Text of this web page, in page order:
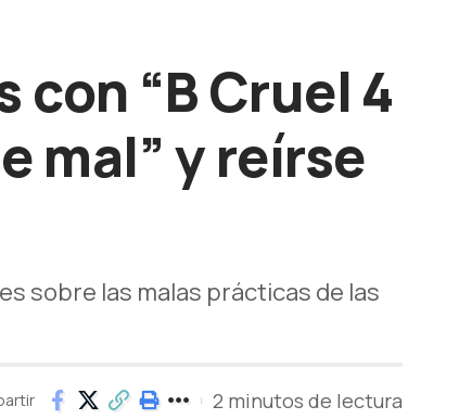
“B Cruel 4
mal” y reírse
sobre las malas prácticas de las
2 minutos de lectura